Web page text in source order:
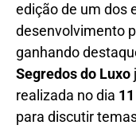
edição de um dos
desenvolvimento
ganhando
Segredos do Luxo
realizada no dia
para discutir